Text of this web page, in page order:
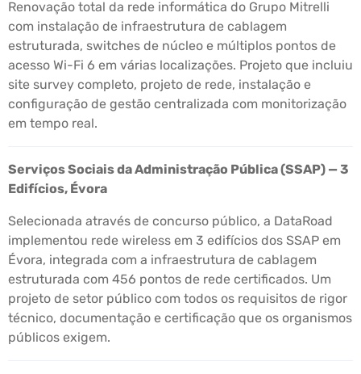
Renovação total da rede informática do Grupo Mitrelli
com instalação de infraestrutura de cablagem
estruturada, switches de núcleo e múltiplos pontos de
acesso Wi-Fi 6 em várias localizações. Projeto que incluiu
site survey completo, projeto de rede, instalação e
configuração de gestão centralizada com monitorização
em tempo real.
Serviços Sociais da Administração Pública (SSAP) — 3
Edifícios, Évora
Selecionada através de concurso público, a DataRoad
implementou rede wireless em 3 edifícios dos SSAP em
Évora, integrada com a infraestrutura de cablagem
estruturada com 456 pontos de rede certificados. Um
projeto de setor público com todos os requisitos de rigor
técnico, documentação e certificação que os organismos
públicos exigem.